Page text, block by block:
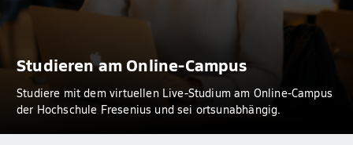
Studieren am Online-Campus
Studiere mit dem virtuellen Live-Studium am Online-Campus
der Hochschule Fresenius und sei ortsunabhängig.